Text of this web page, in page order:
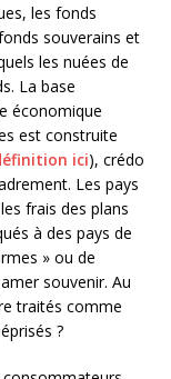
les fonds
souverains et
les nuées de
La base
économique
est construite
ici), crédo
Les pays
frais des plans
à des pays de
» ou de
souvenir. Au
traités comme
?